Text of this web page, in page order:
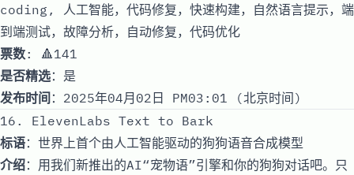
coding, 人工智能，代码修复，快速构建，自然语言提示，端
到端测试，故障分析，自动修复，代码优化
票数: 🔺141
是否精选：是
发布时间 ：2025年04月02日 PM03:01 (北京时间)
16. ElevenLabs Text to Bark
标语：世界上首个由人工智能驱动的狗狗语音合成模型
介绍：用我们新推出的AI“宠物语”引擎和你的狗狗对话吧。只